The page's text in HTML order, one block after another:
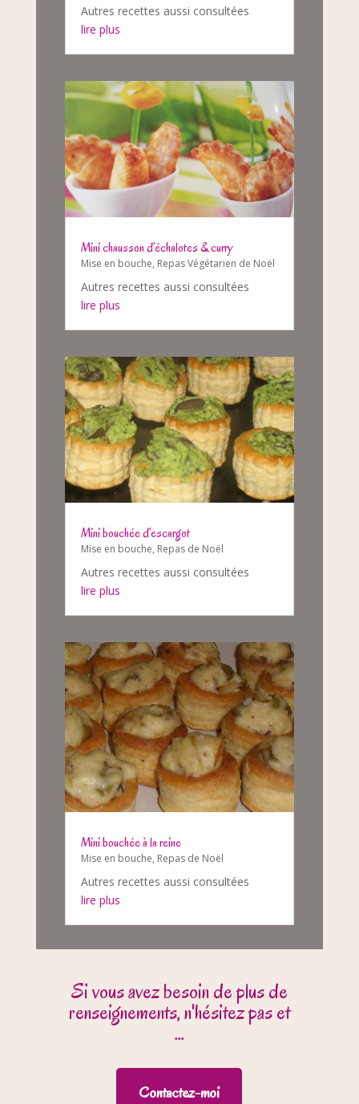
Autres recettes aussi consultées
lire plus
Mini chausson d’échalotes & curry
Mise en bouche, Repas Végétarien de Noël
Autres recettes aussi consultées
lire plus
Mini bouchée d’escargot
Mise en bouche, Repas de Noël
Autres recettes aussi consultées
lire plus
Mini bouchée à la reine
Mise en bouche, Repas de Noël
Autres recettes aussi consultées
lire plus
Si vous avez besoin de plus de
renseignements, n'hésitez pas et
...
Contactez-moi